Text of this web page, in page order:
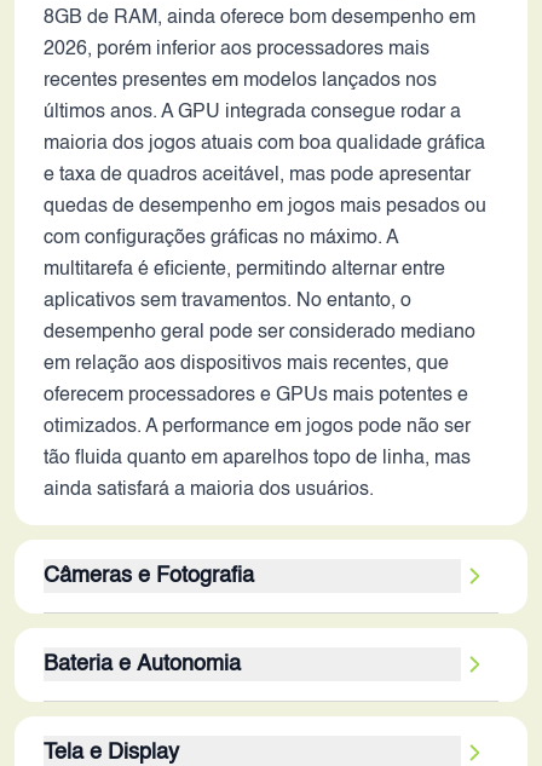
8GB de RAM, ainda oferece bom desempenho em
2026, porém inferior aos processadores mais
recentes presentes em modelos lançados nos
últimos anos. A GPU integrada consegue rodar a
maioria dos jogos atuais com boa qualidade gráfica
e taxa de quadros aceitável, mas pode apresentar
quedas de desempenho em jogos mais pesados ou
com configurações gráficas no máximo. A
multitarefa é eficiente, permitindo alternar entre
aplicativos sem travamentos. No entanto, o
desempenho geral pode ser considerado mediano
em relação aos dispositivos mais recentes, que
oferecem processadores e GPUs mais potentes e
otimizados. A performance em jogos pode não ser
tão fluida quanto em aparelhos topo de linha, mas
ainda satisfará a maioria dos usuários.
Câmeras e Fotografia
fotos com boa nitidez em boas condições de luz,
mas a ausência de estabilização óptica pode gerar
Bateria e Autonomia
para a data de lançamento, mas em 2026, a
Tela e Display